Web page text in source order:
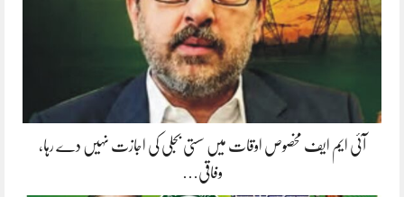
آئی ایم ایف مخصوص اوقات میں سستی بجلی کی اجازت نہیں دے رہا،
وفاقی…